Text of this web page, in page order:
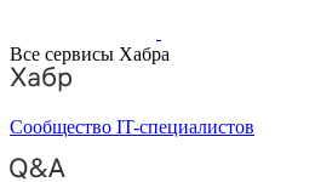
Все сервисы Хабра
Сообщество IT-специалистов